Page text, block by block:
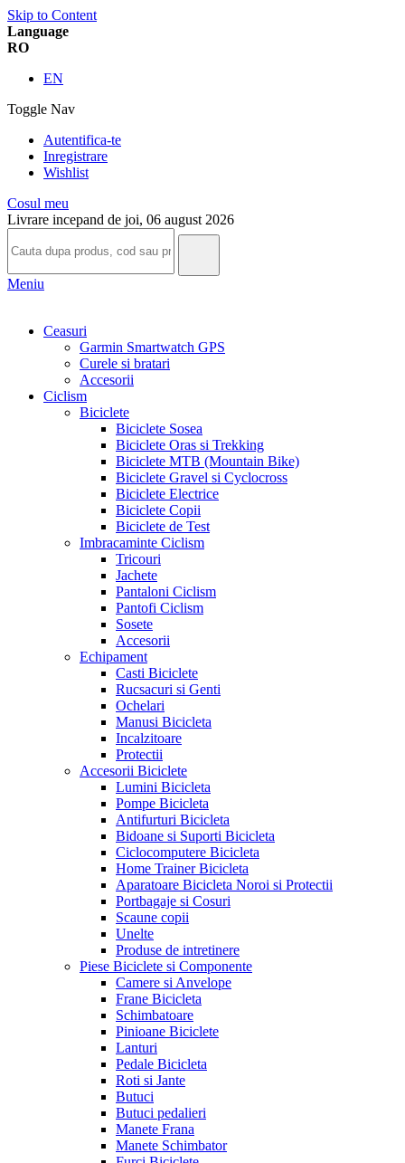
Skip to Content
Language
RO
EN
Toggle Nav
Autentifica-te
Inregistrare
Wishlist
Cosul meu
Livrare incepand de joi, 06 august 2026
Meniu
Ceasuri
Garmin Smartwatch GPS
Curele si bratari
Accesorii
Ciclism
Biciclete
Biciclete Sosea
Biciclete Oras si Trekking
Biciclete MTB (Mountain Bike)
Biciclete Gravel si Cyclocross
Biciclete Electrice
Biciclete Copii
Biciclete de Test
Imbracaminte Ciclism
Tricouri
Jachete
Pantaloni Ciclism
Pantofi Ciclism
Sosete
Accesorii
Echipament
Casti Biciclete
Rucsacuri si Genti
Ochelari
Manusi Bicicleta
Incalzitoare
Protectii
Accesorii Biciclete
Lumini Bicicleta
Pompe Bicicleta
Antifurturi Bicicleta
Bidoane si Suporti Bicicleta
Ciclocomputere Bicicleta
Home Trainer Bicicleta
Aparatoare Bicicleta Noroi si Protectii
Portbagaje si Cosuri
Scaune copii
Unelte
Produse de intretinere
Piese Biciclete si Componente
Camere si Anvelope
Frane Bicicleta
Schimbatoare
Pinioane Biciclete
Lanturi
Pedale Bicicleta
Roti si Jante
Butuci
Butuci pedalieri
Manete Frana
Manete Schimbator